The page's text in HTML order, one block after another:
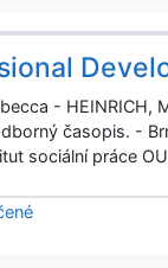
- HEINRICH,
časopis. -
sociální práce